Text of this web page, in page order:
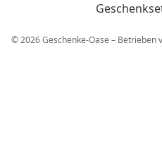
© 2026 Geschenke-Oase – Betrieben